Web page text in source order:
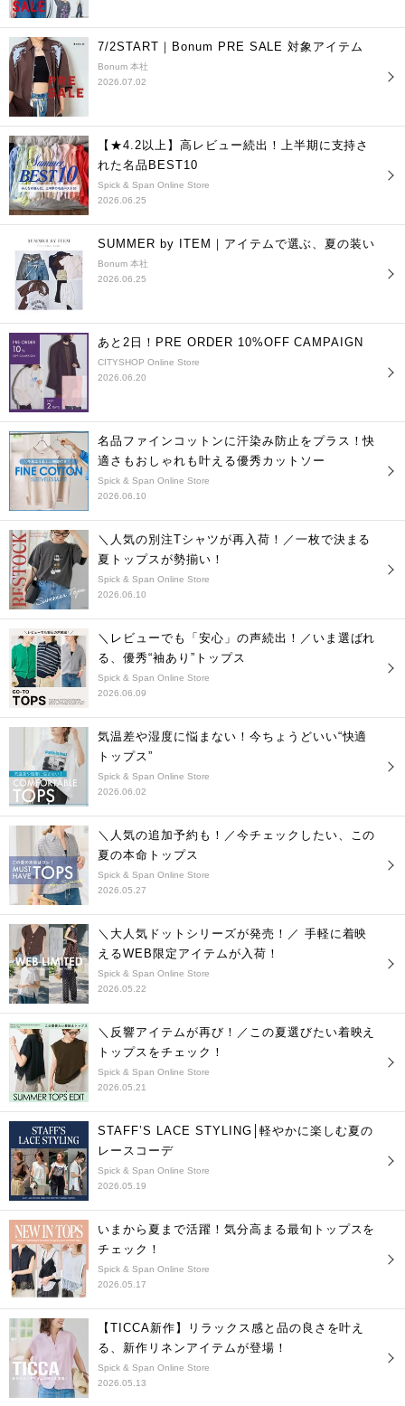
7/2START｜Bonum PRE SALE 対象アイテム
Bonum 本社
2026.07.02
【★4.2以上】高レビュー続出！上半期に支持さ
れた名品BEST10
Spick & Span Online Store
2026.06.25
SUMMER by ITEM｜アイテムで選ぶ、夏の装い
Bonum 本社
2026.06.25
あと2日！PRE ORDER 10%OFF CAMPAIGN
CITYSHOP Online Store
2026.06.20
名品ファインコットンに汗染み防止をプラス！快
適さもおしゃれも叶える優秀カットソー
Spick & Span Online Store
2026.06.10
＼人気の別注Tシャツが再入荷！／一枚で決まる
夏トップスが勢揃い！
Spick & Span Online Store
2026.06.10
＼レビューでも「安心」の声続出！／いま選ばれ
る、優秀“袖あり”トップス
Spick & Span Online Store
2026.06.09
気温差や湿度に悩まない！今ちょうどいい“快適
トップス”
Spick & Span Online Store
2026.06.02
＼人気の追加予約も！／今チェックしたい、この
夏の本命トップス
Spick & Span Online Store
2026.05.27
＼大人気ドットシリーズが発売！／ 手軽に着映
えるWEB限定アイテムが入荷！
Spick & Span Online Store
2026.05.22
＼反響アイテムが再び！／この夏選びたい着映え
トップスをチェック！
Spick & Span Online Store
2026.05.21
STAFF’S LACE STYLING│軽やかに楽しむ夏の
レースコーデ
Spick & Span Online Store
2026.05.19
いまから夏まで活躍！気分高まる最旬トップスを
チェック！
Spick & Span Online Store
2026.05.17
【TICCA新作】リラックス感と品の良さを叶え
る、新作リネンアイテムが登場！
Spick & Span Online Store
2026.05.13